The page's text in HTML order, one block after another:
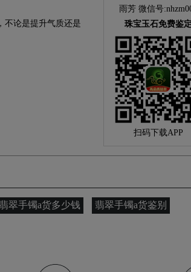
不论是提升气质还是
雨芳 微信号
珠宝玉石免费鉴
扫码下载APP
翠手镯a货多少钱 翡翠手镯a货鉴别